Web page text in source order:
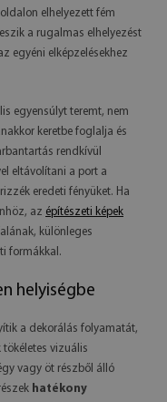
elhelyezett fém
a rugalmas elhelyezést
egyéni elképzelésekhez
egyensúlyt teremt, nem
keretbe foglalja és
rendkívül
eltávolítani a port a
eredeti fényüket. Ha
az építészeti képek
különleges
formákkal.
helyiségbe
a dekorálás folyamatát,
vizuális
vagy öt részből álló
hatékony